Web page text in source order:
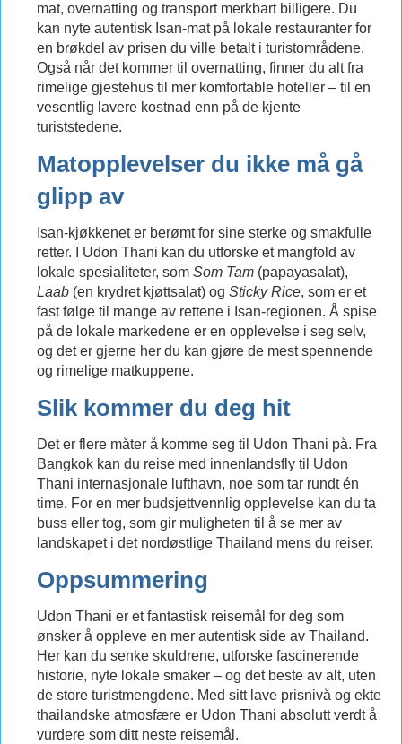
mat, overnatting og transport merkbart billigere. Du
kan nyte autentisk Isan-mat på lokale restauranter for
en brøkdel av prisen du ville betalt i turistområdene.
Også når det kommer til overnatting, finner du alt fra
rimelige gjestehus til mer komfortable hoteller – til en
vesentlig lavere kostnad enn på de kjente
turiststedene.
Matopplevelser du ikke må gå
glipp av
Isan-kjøkkenet er berømt for sine sterke og smakfulle
retter. I Udon Thani kan du utforske et mangfold av
lokale spesialiteter, som Som Tam (papayasalat),
Laab (en krydret kjøttsalat) og Sticky Rice, som er et
fast følge til mange av rettene i Isan-regionen. Å spise
på de lokale markedene er en opplevelse i seg selv,
og det er gjerne her du kan gjøre de mest spennende
og rimelige matkuppene.
Slik kommer du deg hit
Det er flere måter å komme seg til Udon Thani på. Fra
Bangkok kan du reise med innenlandsfly til Udon
Thani internasjonale lufthavn, noe som tar rundt én
time. For en mer budsjettvennlig opplevelse kan du ta
buss eller tog, som gir muligheten til å se mer av
landskapet i det nordøstlige Thailand mens du reiser.
Oppsummering
Udon Thani er et fantastisk reisemål for deg som
ønsker å oppleve en mer autentisk side av Thailand.
Her kan du senke skuldrene, utforske fascinerende
historie, nyte lokale smaker – og det beste av alt, uten
de store turistmengdene. Med sitt lave prisnivå og ekte
thailandske atmosfære er Udon Thani absolutt verdt å
vurdere som ditt neste reisemål.